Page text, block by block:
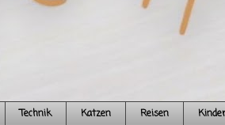
Technik Katzen Reisen